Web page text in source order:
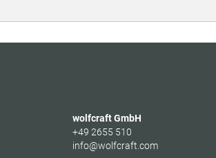
wolfcraft GmbH
+49 2655 510
info@wolfcraft.com